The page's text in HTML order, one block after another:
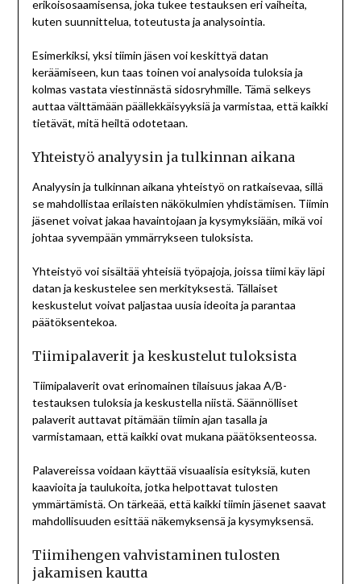
erikoisosaamisensa, joka tukee testauksen eri vaiheita,
kuten suunnittelua, toteutusta ja analysointia.
Esimerkiksi, yksi tiimin jäsen voi keskittyä datan
keräämiseen, kun taas toinen voi analysoida tuloksia ja
kolmas vastata viestinnästä sidosryhmille. Tämä selkeys
auttaa välttämään päällekkäisyyksiä ja varmistaa, että kaikki
tietävät, mitä heiltä odotetaan.
Yhteistyö analyysin ja tulkinnan aikana
Analyysin ja tulkinnan aikana yhteistyö on ratkaisevaa, sillä
se mahdollistaa erilaisten näkökulmien yhdistämisen. Tiimin
jäsenet voivat jakaa havaintojaan ja kysymyksiään, mikä voi
johtaa syvempään ymmärrykseen tuloksista.
Yhteistyö voi sisältää yhteisiä työpajoja, joissa tiimi käy läpi
datan ja keskustelee sen merkityksestä. Tällaiset
keskustelut voivat paljastaa uusia ideoita ja parantaa
päätöksentekoa.
Tiimipalaverit ja keskustelut tuloksista
Tiimipalaverit ovat erinomainen tilaisuus jakaa A/B-
testauksen tuloksia ja keskustella niistä. Säännölliset
palaverit auttavat pitämään tiimin ajan tasalla ja
varmistamaan, että kaikki ovat mukana päätöksenteossa.
Palavereissa voidaan käyttää visuaalisia esityksiä, kuten
kaavioita ja taulukoita, jotka helpottavat tulosten
ymmärtämistä. On tärkeää, että kaikki tiimin jäsenet saavat
mahdollisuuden esittää näkemyksensä ja kysymyksensä.
Tiimihengen vahvistaminen tulosten
jakamisen kautta